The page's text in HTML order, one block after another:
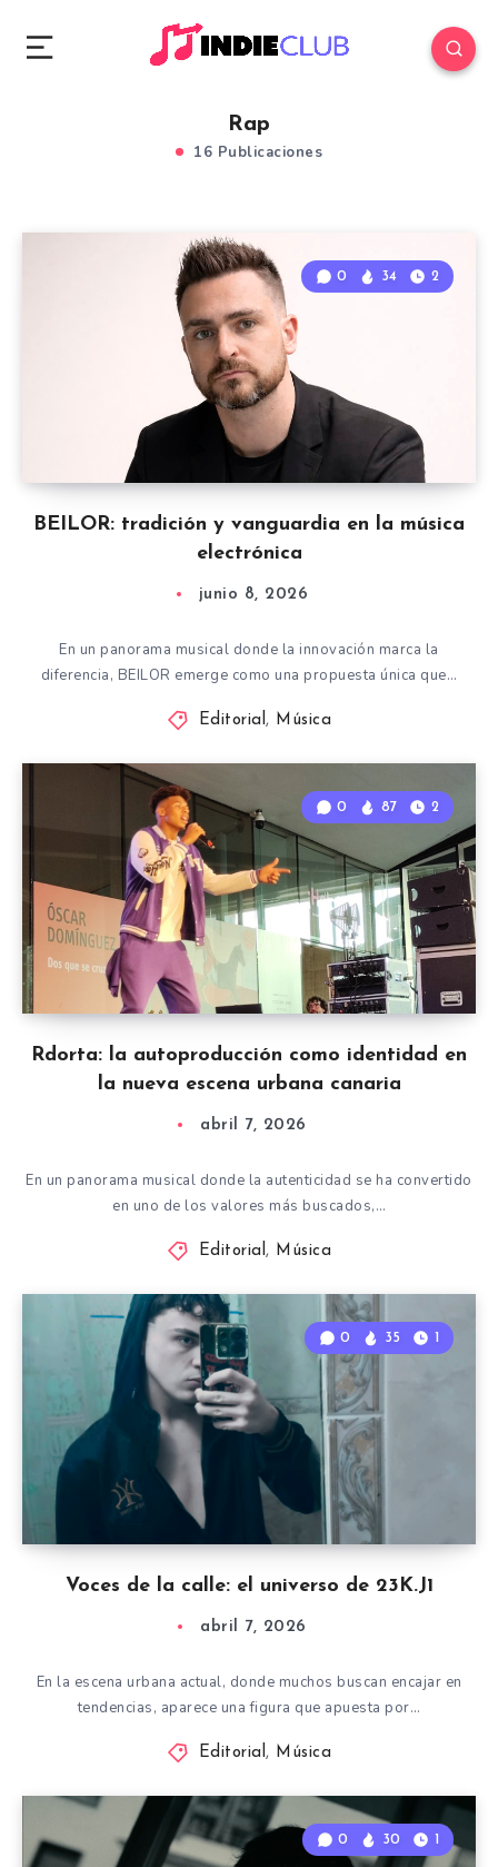
Rap
16 Publicaciones
BEILOR: tradición y vanguardia en la música
electrónica
0 34 2
junio 8, 2026
En un panorama musical donde la innovación marca la
diferencia, BEILOR emerge como una propuesta única que…
Editorial, Música
Rdorta: la autoproducción como identidad en
la nueva escena urbana canaria
0 87 2
abril 7, 2026
En un panorama musical donde la autenticidad se ha convertido
en uno de los valores más buscados,…
Editorial, Música
Voces de la calle: el universo de 23K.J1
0 35 1
abril 7, 2026
En la escena urbana actual, donde muchos buscan encajar en
tendencias, aparece una figura que apuesta por…
Editorial, Música
0 30 1